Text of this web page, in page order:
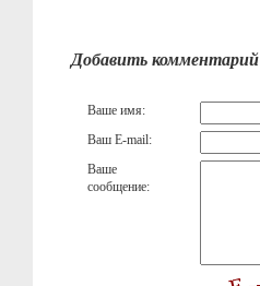
Добавить комментарий
Ваше имя:
Ваш E-mail:
Ваше
сообщение: